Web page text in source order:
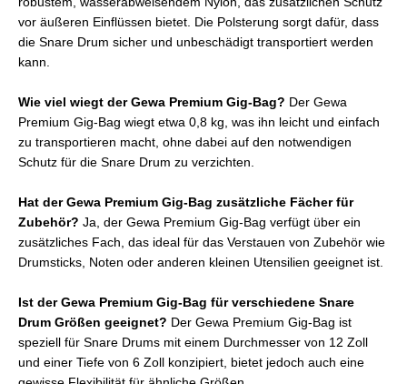
vor äußeren Einflüssen bietet. Die Polsterung sorgt dafür, dass
die Snare Drum sicher und unbeschädigt transportiert werden
kann.
Wie viel wiegt der Gewa Premium Gig-Bag? Der Gewa
Premium Gig-Bag wiegt etwa 0,8 kg, was ihn leicht und einfach
zu transportieren macht, ohne dabei auf den notwendigen
Schutz für die Snare Drum zu verzichten.
Hat der Gewa Premium Gig-Bag zusätzliche Fächer für
Zubehör? Ja, der Gewa Premium Gig-Bag verfügt über ein
zusätzliches Fach, das ideal für das Verstauen von Zubehör wie
Drumsticks, Noten oder anderen kleinen Utensilien geeignet ist.
Ist der Gewa Premium Gig-Bag für verschiedene Snare
Drum Größen geeignet? Der Gewa Premium Gig-Bag ist
speziell für Snare Drums mit einem Durchmesser von 12 Zoll
und einer Tiefe von 6 Zoll konzipiert, bietet jedoch auch eine